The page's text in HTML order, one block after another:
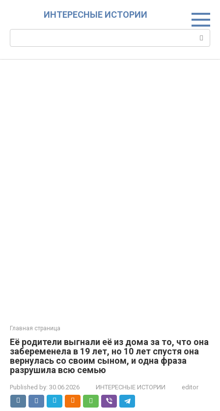
ИНТЕРЕСНЫЕ ИСТОРИИ
Главная страница
Её родители выгнали её из дома за то, что она
забеременела в 19 лет, но 10 лет спустя она
вернулась со своим сыном, и одна фраза
разрушила всю семью
Published by: 30.06.2026 ИНТЕРЕСНЫЕ ИСТОРИИ editor